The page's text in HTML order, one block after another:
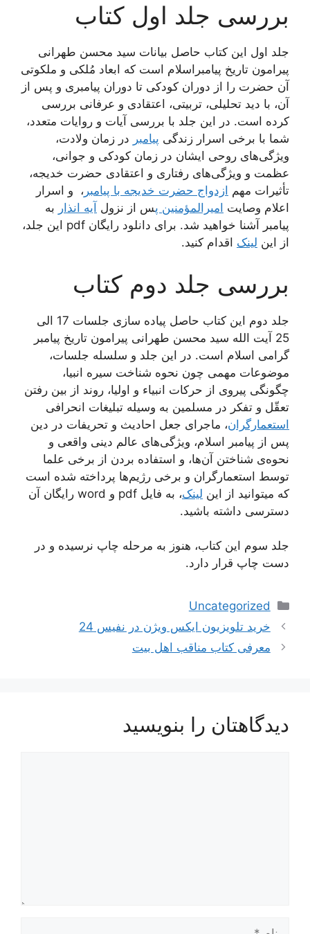
بررسی جلد اول کتاب
جلد اول این کتاب حاصل بیانات سید محسن طهرانی
پیرامون تاریخ پیامبراسلام است که ابعاد مُلکی و ملکوتی
آن حضرت را از دوران کودکی تا دوران پیامبری و پس از
آن، با دید تحلیلی، تربیتی، اعتقادی و عرفانی بررسی
کرده است. در این جلد با بررسی آیات و روایات متعدد،
شما با برخی اسرار زندگی پیامبر در زمان ولادت،
ویژگی‌های روحی ایشان در زمان کودکی و جوانی،
عظمت و ویژگی‌های رفتاری و اعتقادی حضرت خدیجه،
تأثیرات مهم ازدواج حضرت خدیجه با پیامبر ، و اسرار
اعلام وصایت امیرالمؤمنین پس از نزول آیه انذار به
پیامبر آشنا خواهید شد. برای دانلود رایگان pdf این جلد،
از این لینک اقدام کنید.
بررسی جلد دوم کتاب
جلد دوم این کتاب حاصل پیاده سازی جلسات 17 الی
25 آیت الله سید محسن طهرانی پیرامون تاریخ پیامبر
گرامی اسلام است. در این جلد و سلسله جلسات،
موضوعات مهمی چون نحوه شناخت سیره انبیا،
چگونگی پیروی از حرکات انبیاء و اولیا، روند از بین رفتن
تعقّل و تفکر در مسلمین به وسیله تبلیغات انحرافی
استعمارگران، ماجرای جعل احادیث و تحریفات در دین
پس از پیامبر اسلام، ویژگی‌های عالم دینی واقعی و
نحوه‌ی شناختن آن‌ها، و استفاده بردن از برخی علما
توسط استعمارگران و برخی رژیم‌ها پرداخته شده است
که میتوانید از این لینک
، به فایل pdf و word رایگان آن
دسترسی داشته باشید.
جلد سوم این کتاب، هنوز به مرحله چاپ نرسیده و در
دست چاپ قرار دارد.
دسته‌ها
Uncategorized
ناوبری
نوشته‌ها
خرید تلویزیون ایکس ویژن در نفیس 24
معرفی کتاب مناقب اهل بیت
دیدگاهتان را بنویسید